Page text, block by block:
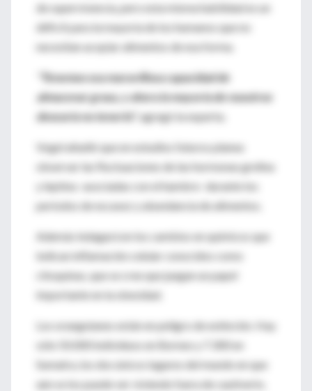
de supervivencia, pero esta misma habilidad es un
déficit para la mayoría de los humanos que no
necesitan acopiar alimentos de esa forma.
"Tenemos esa maravillosa capacidad de
almacenar grasa, y ahora la mayoría de nosotros
desearía no tenerla"
, agregó la experta.
Vogel añadió que en estudios futuros planea
observar las fluctuaciones de las hormonas grelina
y leptina -asociadas con el hambre- durante los
períodos de escasez y abundancia de alimentos.
Además indagará en los cambios en químicos que
indican inflamación celular conocidos como
citoquinas, que se cree que juegan un papel
importante en la obesidad.
Los orangutanes están en peligro de extinción. Hay
sólo 50.000 individuos en Borneo y 7.300 en
Sumatra, los dos únicos lugares del mundo en que
aún se los puede ver viviendo fuera de cautiverio.